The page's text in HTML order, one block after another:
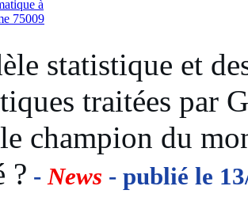
statistique et
traitées par
champion du
? -News - publié le